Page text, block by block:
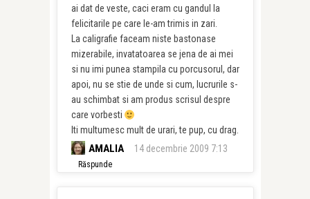
ai dat de veste, caci eram cu gandul la
felicitarile pe care le-am trimis in zari.
La caligrafie faceam niste bastonase
mizerabile, invatatoarea se jena de ai mei
si nu imi punea stampila cu porcusorul, dar
apoi, nu se stie de unde si cum, lucrurile s-
au schimbat si am produs scrisul despre
care vorbesti
Iti multumesc mult de urari, te pup, cu drag.
AMALIA 14 decembrie 2009 7:13
Răspunde